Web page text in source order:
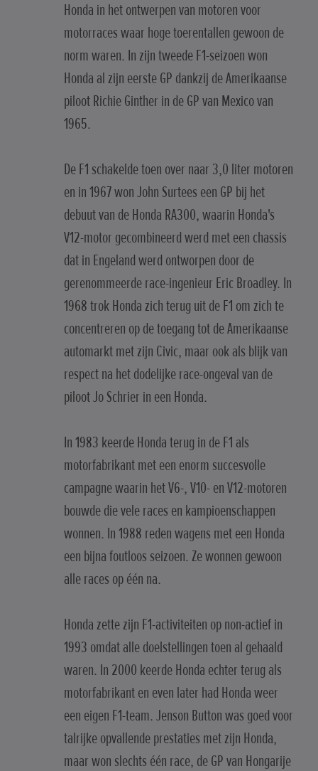
Honda in het ontwerpen van motoren voor
motorraces waar hoge toerentallen gewoon de
norm waren. In zijn tweede F1-seizoen won
Honda al zijn eerste GP dankzij de Amerikaanse
piloot Richie Ginther in de GP van Mexico van
1965.
De F1 schakelde toen over naar 3,0 liter motoren
en in 1967 won John Surtees een GP bij het
debuut van de Honda RA300, waarin Honda's
V12-motor gecombineerd werd met een chassis
dat in Engeland werd ontworpen door de
gerenommeerde race-ingenieur Eric Broadley. In
1968 trok Honda zich terug uit de F1 om zich te
concentreren op de toegang tot de Amerikaanse
automarkt met zijn Civic, maar ook als blijk van
respect na het dodelijke race-ongeval van de
piloot Jo Schrier in een Honda.
In 1983 keerde Honda terug in de F1 als
motorfabrikant met een enorm succesvolle
campagne waarin het V6-, V10- en V12-motoren
bouwde die vele races en kampioenschappen
wonnen. In 1988 reden wagens met een Honda
een bijna foutloos seizoen. Ze wonnen gewoon
alle races op één na.
Honda zette zijn F1-activiteiten op non-actief in
1993 omdat alle doelstellingen toen al gehaald
waren. In 2000 keerde Honda echter terug als
motorfabrikant en even later had Honda weer
een eigen F1-team. Jenson Button was goed voor
talrijke opvallende prestaties met zijn Honda,
maar won slechts één race, de GP van Hongarije